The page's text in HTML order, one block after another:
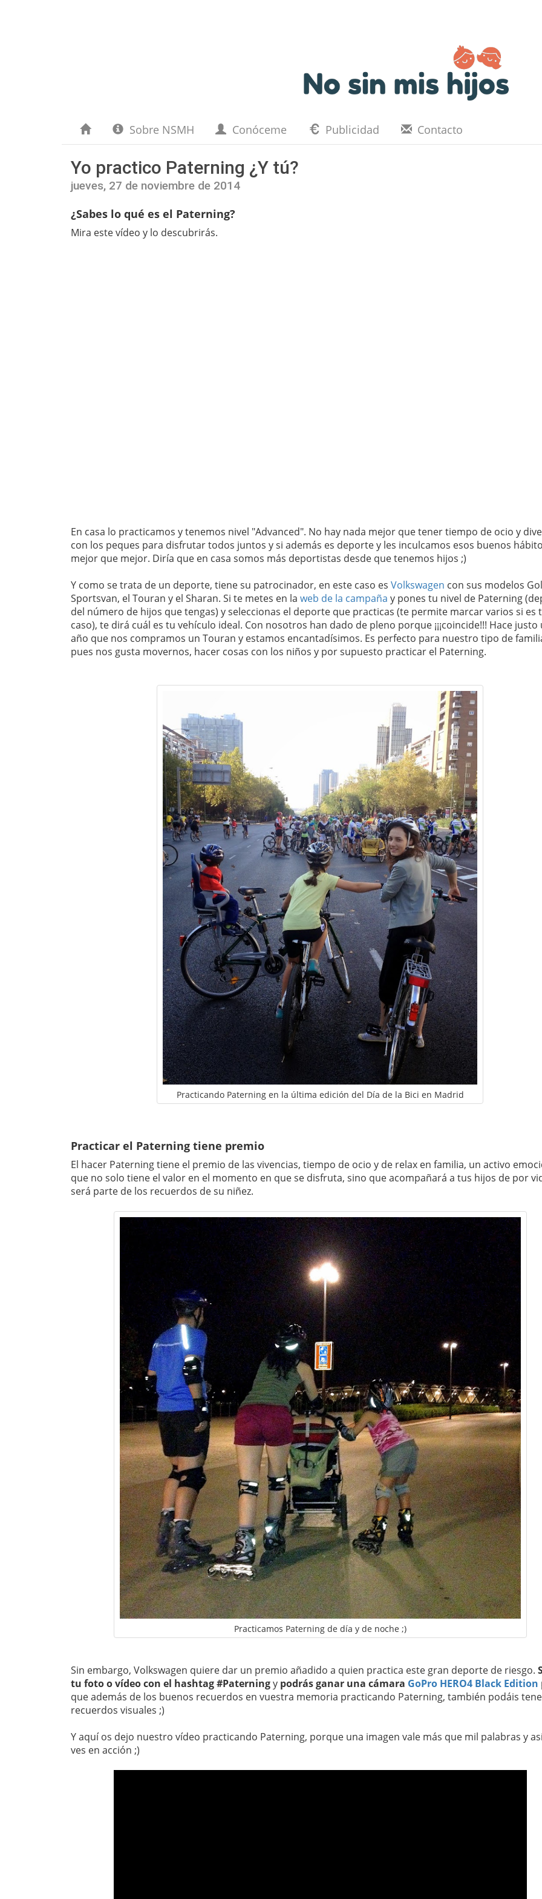
Sobre NSMH Conóceme Publicidad Contacto
Yo practico Paterning ¿Y tú?
jueves, 27 de noviembre de 2014
¿Sabes lo qué es el Paterning?
Mira este vídeo y lo descubrirás.
En casa lo practicamos y tenemos nivel "Advanced". No hay nada mejor que tener tiempo de ocio y
con los peques para disfrutar todos juntos y si además es deporte y les inculcamos esos buenos
mejor que mejor. Diría que en casa somos más deportistas desde que tenemos hijos ;)
Y como se trata de un deporte, tiene su patrocinador, en este caso es Volkswagen con sus modelos
Sportsvan, el Touran y el Sharan. Si te metes en la web de la campaña y pones tu nivel de Paterning
del número de hijos que tengas) y seleccionas el deporte que practicas (te permite marcar varios si es
caso), te dirá cuál es tu vehículo ideal. Con nosotros han dado de pleno porque ¡¡¡coincide!!! Hace justo
año que nos compramos un Touran y estamos encantadísimos. Es perfecto para nuestro tipo de
pues nos gusta movernos, hacer cosas con los niños y por supuesto practicar el Paterning.
Practicando Paterning en la última edición del Día de la Bici en Madrid
Practicar el Paterning tiene premio
El hacer Paterning tiene el premio de las vivencias, tiempo de ocio y de relax en familia, un activo
que no solo tiene el valor en el momento en que se disfruta, sino que acompañará a tus hijos de por
será parte de los recuerdos de su niñez.
Practicamos Paterning de día y de noche ;)
Sin embargo, Volkswagen quiere dar un premio añadido a quien practica este gran deporte de riesgo.
tu foto o vídeo con el hashtag #Paterningy podrás ganar una cámara GoPro HERO4 Black Edition
que además de los buenos recuerdos en vuestra memoria practicando Paterning, también podáis
recuerdos visuales ;)
Y aquí os dejo nuestro vídeo practicando Paterning, porque una imagen vale más que mil palabras y
ves en acción ;)